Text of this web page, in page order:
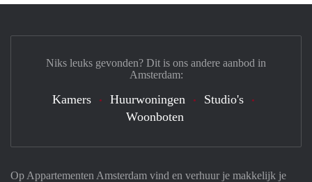
Op Appartementen Amsterdam vind en verhuur je makkelijk je
Niks leuks gevonden? Dit is ons andere aanbod in
Amsterdam:
Kamers Huurwoningen
Studio's
Woonboten